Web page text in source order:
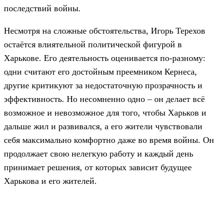
последствий войны.
Несмотря на сложные обстоятельства, Игорь Терехов
остаётся влиятельной политической фигурой в
Харькове. Его деятельность оценивается по-разному:
одни считают его достойным преемником Кернеса,
другие критикуют за недостаточную прозрачность и
эффективность. Но несомненно одно – он делает всё
возможное и невозможное для того, чтобы Харьков и
дальше жил и развивался, а его жители чувствовали
себя максимально комфортно даже во время войны. Он
продолжает свою нелегкую работу и каждый день
принимает решения, от которых зависит будущее
Харькова и его жителей.